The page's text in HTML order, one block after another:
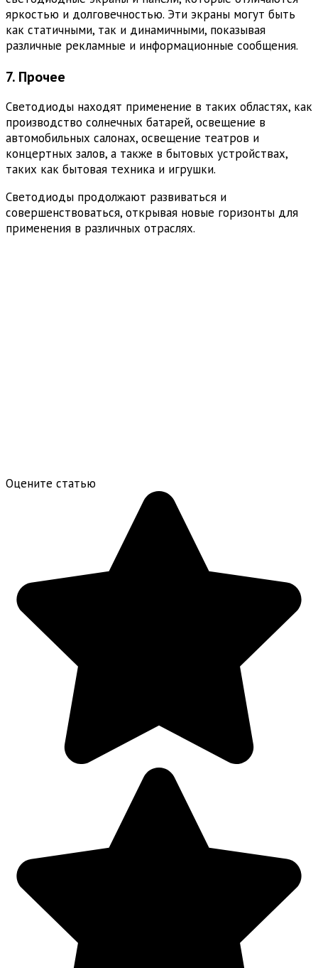
яркостью и долговечностью. Эти экраны могут быть
как статичными, так и динамичными, показывая
различные рекламные и информационные сообщения.
7. Прочее
Светодиоды находят применение в таких областях, как
производство солнечных батарей, освещение в
автомобильных салонах, освещение театров и
концертных залов, а также в бытовых устройствах,
таких как бытовая техника и игрушки.
Светодиоды продолжают развиваться и
совершенствоваться, открывая новые горизонты для
применения в различных отраслях.
Оцените статью